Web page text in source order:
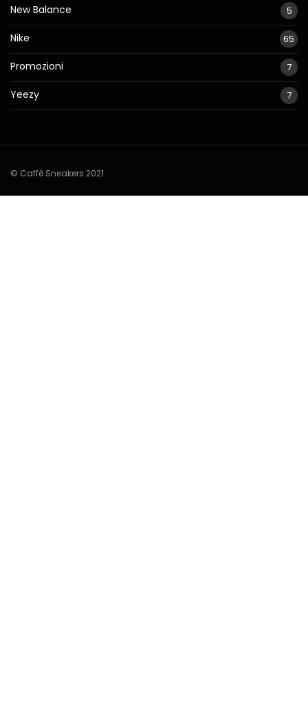
New Balance 5
Nike 65
Promozioni 7
Yeezy 7
© Caffè Sneakers 2021